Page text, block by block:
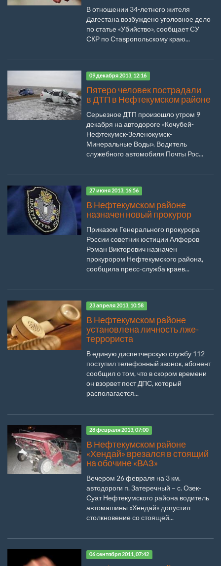
В отношении 34-летнего жителя
Дагестана возбуждено уголовное дело
по статье «Убийство», сообщает СУ
СКР по Ставропольскому краю...
09 декабря 2013, 12:16
Пятеро человек пострадали
в ДТП в Нефтекумском районе
Серьезное ДТП произошло утром 9
декабря на автодороге «Кочубей-
Нефтекумск-Зеленокумск-
Минеральные Воды». Водитель
служебного автомобиля Почты Рос...
27 июня 2013, 16:56
В Нефтекумском районе
назначен новый прокурор
Приказом Генерального прокурора
России советник юстиции Алферов
Роман Викторович назначен
прокурором Нефтекумского района,
сообщила пресс-служба краев...
23 апреля 2013, 10:58
В Нефтекумском районе
установлена личность лже-
террориста
В единую диспетчерскую службу 112
поступил телефонный звонок, абонент
сообщил о том, что в скором времени
он взорвет пост ДПС, который
располагается...
28 февраля 2013, 07:00
В Нефтекумском районе
«Хендай» врезался в стоящий
на обочине «ВАЗ»
Вечером 26 февраля на 3 км.
автодороги п. Затеречный – с. Озек-
Суат Нефтекумского района водитель
автомашины «Хендай» допустил
столкновение со стоящей...
06 сентября 2011, 07:42